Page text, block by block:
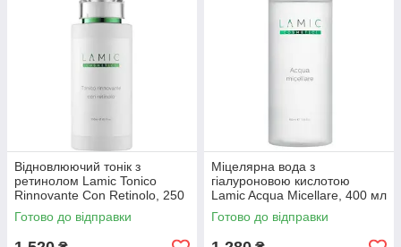
Відновлюючий тонік з
ретинолом Lamic Tonico
Rinnovante Con Retinolo, 250
мл
Готово до відправки
Міцелярна вода з
гіалуроновою кислотою
Lamic Acqua Micellare, 400 мл
Готово до відправки